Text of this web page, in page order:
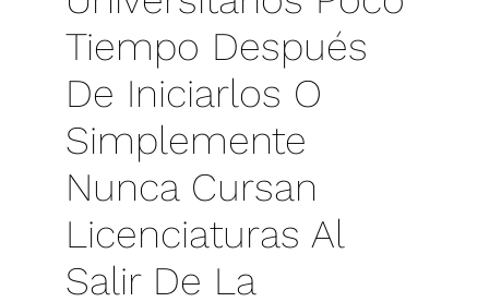
Tiempo Después
De Iniciarlos O
Simplemente
Nunca Cursan
Licenciaturas Al
Salir De La